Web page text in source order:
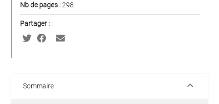
Nb de pages :298
Partager :
Sommaire keyboard_arrow_down